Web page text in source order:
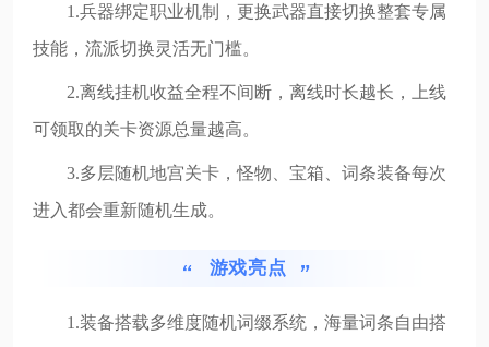
1.兵器绑定职业机制，更换武器直接切换整套专属
技能，流派切换灵活无门槛。
2.离线挂机收益全程不间断，离线时长越长，上线
可领取的关卡资源总量越高。
3.多层随机地宫关卡，怪物、宝箱、词条装备每次
进入都会重新随机生成。
游戏亮点
1.装备搭载多维度随机词缀系统，海量词条自由搭